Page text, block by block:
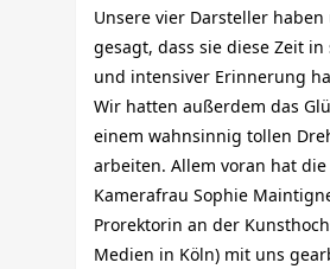
Unsere vier Darsteller
gesagt, dass sie diese Zeit
und intensiver Erinnerung
Wir hatten außerdem das
einem wahnsinnig tollen
arbeiten. Allem voran hat
Kamerafrau Sophie
Prorektorin an der
Medien in Köln) mit uns